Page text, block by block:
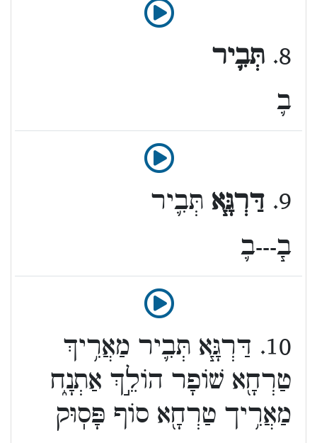
ב֛
8. תְּבִ֛יר
ב֧---ב֛
9. דַּרְגָּ֧א תְּבִ֛יר
10. דַּרְגָּ֧א תְּבִ֛יר מַאֲרִ֥יךְ
טַרְחָ֖א שׁוֹפָר הוֹלֵ֣ךְ אַתְנָ֑ח
מַאֲרִ֥יך טַרְחָ֖א סוֹף פָּסֽוּק